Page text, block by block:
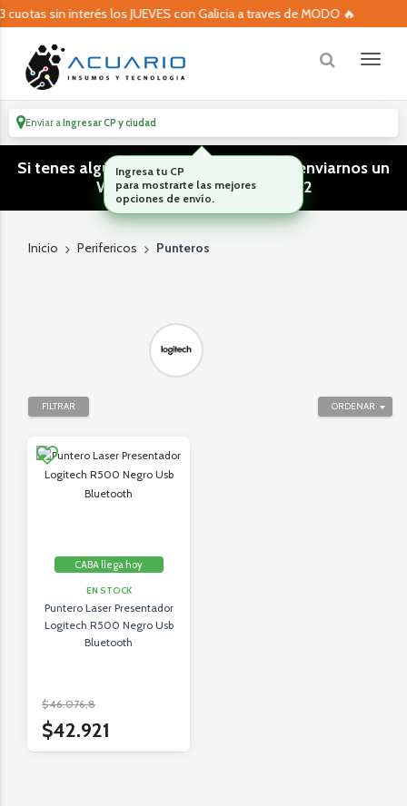
sin interés los JUEVES con Galicia a traves de MODO 🔥
Enviar aIngresar CP y ciudad
Si tenes algún tipo de consulta podes enviarnos un
WhatsApp! (011) 15 5386 3812
Inicio Perifericos Punteros
ORDENAR
FILTRAR
CABA llega hoy
EN STOCK
Puntero Laser Presentador
Logitech R500 Negro Usb
Bluetooth
$46.076,8
$42.921
Ingresa tu CP
para mostrarte las mejores
opciones de envío.